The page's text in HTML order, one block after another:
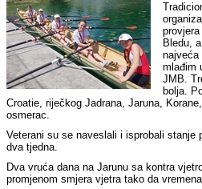
Bledu,
najveća
mlađim
JMB.
bolja.
Croatie, riječkog Jadrana, Jaruna,
osmerac.
Veterani su se naveslali i isprobali stanje
dva tjedna.
Dva vruća dana na Jarunu sa kontra
promjenom smjera vjetra tako da